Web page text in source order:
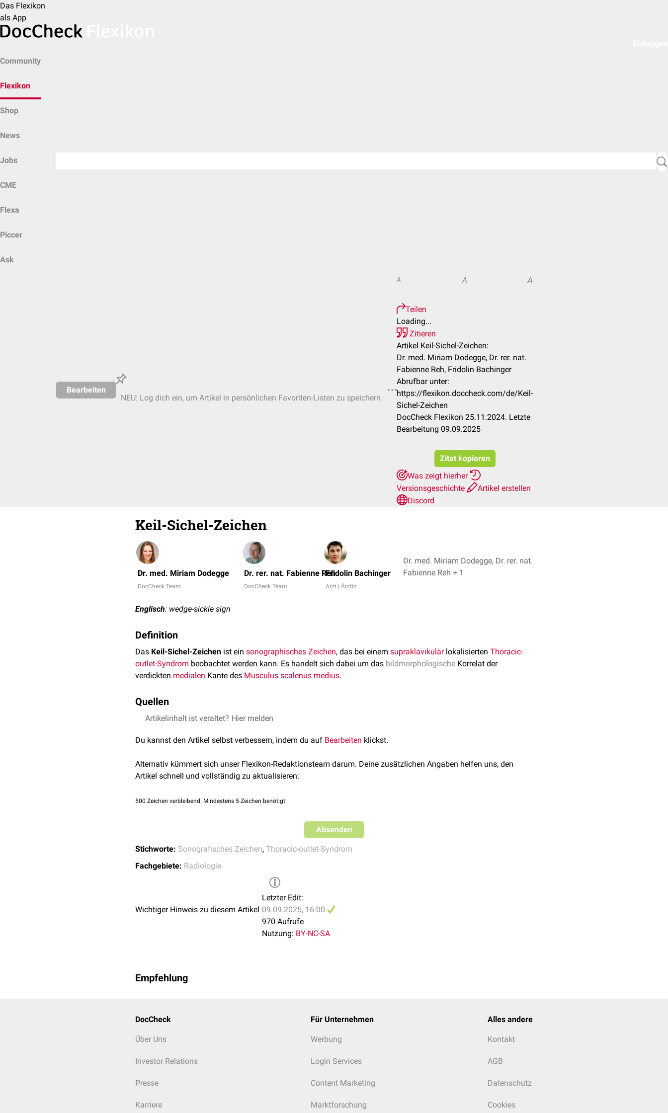
Das Flexikon
als App
Community
Flexikon
Shop
News
Jobs
CME
Flexa
Piccer
Ask
Bearbeiten
NEU: Log dich ein, um Artikel in persönlichen Favoriten-Listen zu speichern.
A A A
Teilen
Loading...
Zitieren
Artikel Keil-Sichel-Zeichen:
Dr. med. Miriam Dodegge, Dr. rer. nat.
Fabienne Reh, Fridolin Bachinger
Abrufbar unter:
https://flexikon.doccheck.com/de/Keil-
Sichel-Zeichen
DocCheck Flexikon 25.11.2024. Letzte
Bearbeitung 09.09.2025
Zitat kopieren
Was zeigt hierher
Versionsgeschichte
Artikel erstellen
Discord
Keil-Sichel-Zeichen
Dr. med. Miriam Dodegge
DocCheck Team
Dr. rer. nat. Fabienne Reh
DocCheck Team
Fridolin Bachinger
Arzt | Ärztin
Dr. med. Miriam Dodegge, Dr. rer. nat.
Fabienne Reh + 1
Englisch: wedge-sickle sign
Definition
Das Keil-Sichel-Zeichen ist ein sonographisches Zeichen, das bei einem supraklavikulärlokalisierten Thoracic-
outlet-Syndrom beobachtet werden kann. Es handelt sich dabei um das bildmorphologische Korrelat der
verdickten medialen Kante des Musculus scalenus medius.
Quellen
Böhm & Dollinger,Thoracic-outlet-Syndrom als Ursache chronischer Armbeschwerden
Arányi et al.,Ultrasonographic Identification of Fibromuscular Bands Associated with Neurogenic Thoracic
Artikelinhalt ist veraltet? Hier melden
Du kannst den Artikel selbst verbessern, indem du auf Bearbeiten klickst.
Alternativ kümmert sich unser Flexikon-Redaktionsteam darum. Deine zusätzlichen Angaben helfen uns, den
Artikel schnell und vollständig zu aktualisieren:
500 Zeichen verbleibend. Mindestens 5 Zeichen benötigt.
Absenden
Stichworte: Sonografisches Zeichen, Thoracic-outlet-Syndrom
Fachgebiete: Radiologie
Wichtiger Hinweis zu diesem Artikel
Letzter Edit:
09.09.2025, 16:00
970 Aufrufe
Nutzung: BY-NC-SA
Empfehlung
DocCheck
Über Uns
Investor Relations
Presse
Karriere
Für Unternehmen
Werbung
Login Services
Content Marketing
Marktforschung
Alles andere
Kontakt
AGB
Datenschutz
Cookies